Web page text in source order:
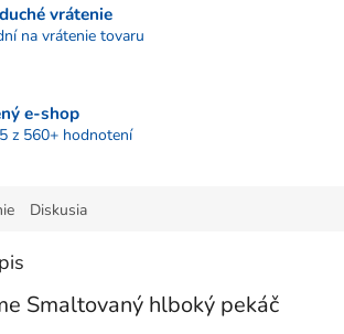
vrátenie
na vrátenie tovaru
e-shop
z 560+ hodnotení
Diskusia
Smaltovaný hlboký pekáč